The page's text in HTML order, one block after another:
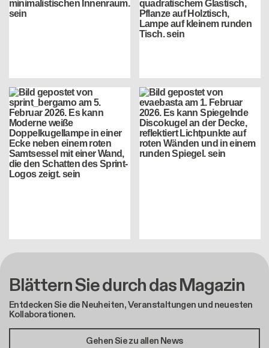
Blättern Sie durch das Magazin
Entdecken Sie die Neuheiten, Veranstaltungen und neuesten
Kollaborationen.
Gehen Sie zu allen News